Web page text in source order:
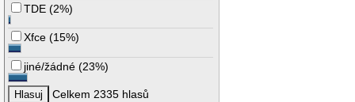
TDE (2%)
Xfce (15%)
jiné/žádné (23%)
Celkem 2335 hlasů